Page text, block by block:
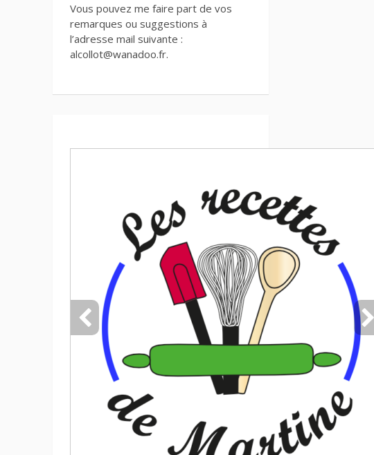
Vous pouvez me faire part de vos
remarques ou suggestions à
l’adresse mail suivante :
alcollot@wanadoo.fr.